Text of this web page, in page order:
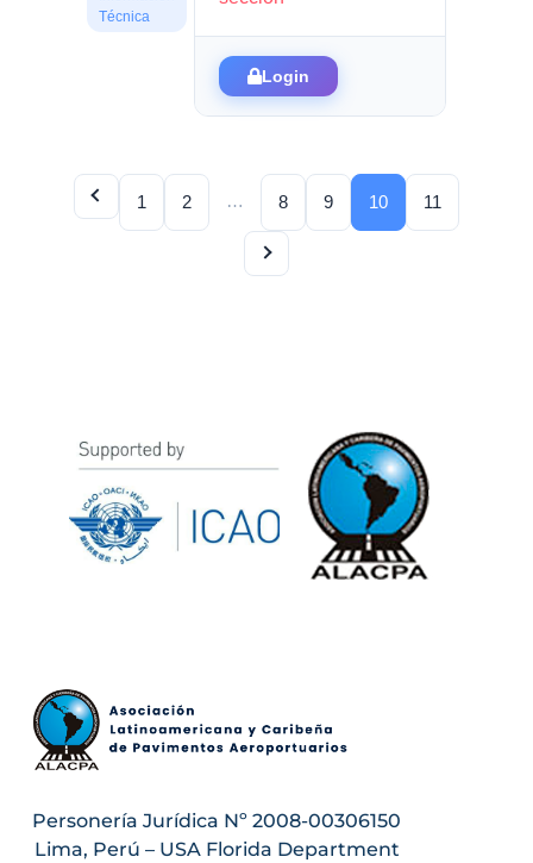
Técnica
Login
1 2 … 8 9 10 11
Personería Jurídica Nº 2008-00306150
Lima, Perú – USA Florida Department